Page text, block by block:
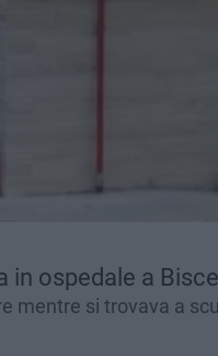
in ospedale a
mentre si trovava a